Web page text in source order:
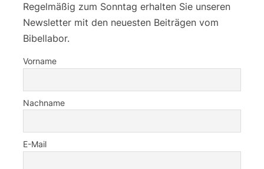
Regelmäßig zum Sonntag erhalten Sie unseren
Newsletter mit den neuesten Beiträgen vom
Bibellabor.
Vorname
Nachname
E-Mail